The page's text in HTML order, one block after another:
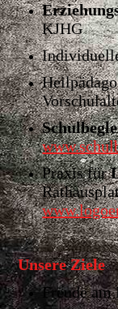
KJHG
Praxis für
www.
Unsere Ziele
Freude am